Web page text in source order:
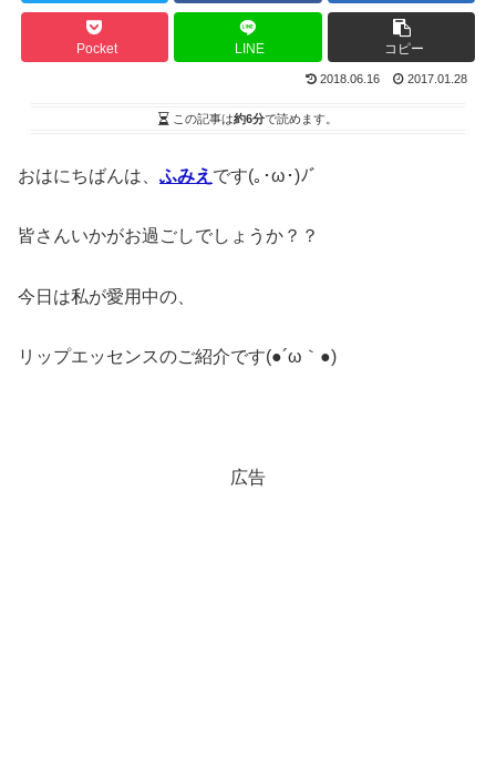
Pocket LINE コピー
2018.06.16 2017.01.28
この記事は約6分で読めます。
おはにちばんは、 ふみえ です(｡･ω･)ﾉﾞ
皆さんいかがお過ごしでしょうか？？
今日は私が愛用中の、
リップエッセンスのご紹介です(●´ω｀●)
広告